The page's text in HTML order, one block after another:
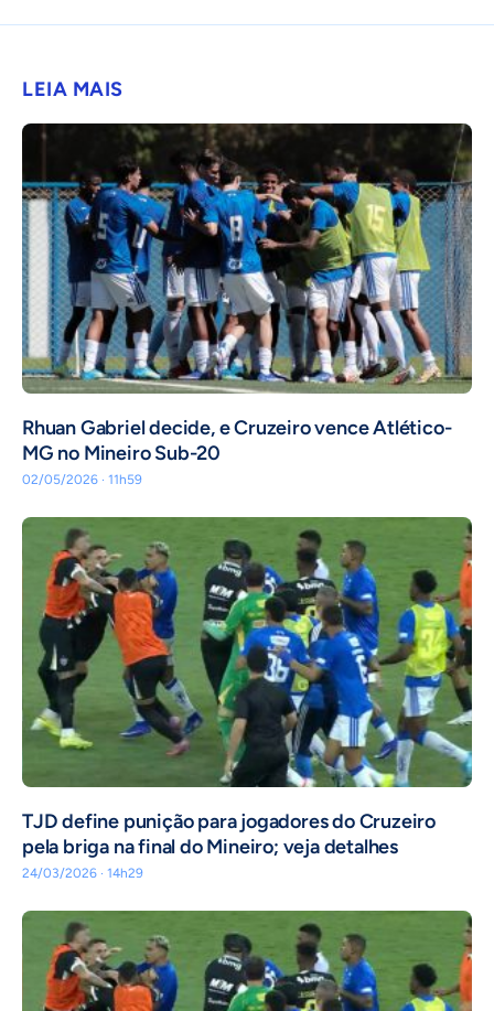
LEIA MAIS
Rhuan Gabriel decide, e Cruzeiro vence Atlético-
MG no Mineiro Sub-20
02/05/2026 · 11h59
TJD define punição para jogadores do Cruzeiro
pela briga na final do Mineiro; veja detalhes
24/03/2026 · 14h29